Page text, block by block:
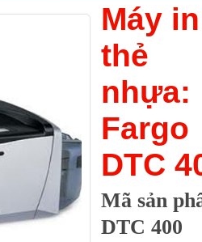
Máy in
thẻ
nhựa:
Fargo
DTC
Mã sản
DTC 400